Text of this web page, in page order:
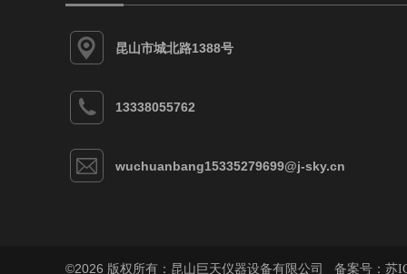
昆山市城北路1388号
13338055762
wuchuanbang15335279699@j-sky.cn
©2026 版权所有：昆山巨天仪器设备有限公司 备案号： 苏